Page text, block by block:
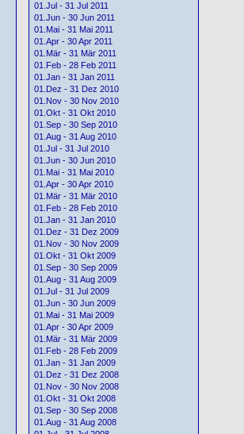
01.Jul - 31 Jul 2011
01.Jun - 30 Jun 2011
01.Mai - 31 Mai 2011
01.Apr - 30 Apr 2011
01.Mär - 31 Mär 2011
01.Feb - 28 Feb 2011
01.Jan - 31 Jan 2011
01.Dez - 31 Dez 2010
01.Nov - 30 Nov 2010
01.Okt - 31 Okt 2010
01.Sep - 30 Sep 2010
01.Aug - 31 Aug 2010
01.Jul - 31 Jul 2010
01.Jun - 30 Jun 2010
01.Mai - 31 Mai 2010
01.Apr - 30 Apr 2010
01.Mär - 31 Mär 2010
01.Feb - 28 Feb 2010
01.Jan - 31 Jan 2010
01.Dez - 31 Dez 2009
01.Nov - 30 Nov 2009
01.Okt - 31 Okt 2009
01.Sep - 30 Sep 2009
01.Aug - 31 Aug 2009
01.Jul - 31 Jul 2009
01.Jun - 30 Jun 2009
01.Mai - 31 Mai 2009
01.Apr - 30 Apr 2009
01.Mär - 31 Mär 2009
01.Feb - 28 Feb 2009
01.Jan - 31 Jan 2009
01.Dez - 31 Dez 2008
01.Nov - 30 Nov 2008
01.Okt - 31 Okt 2008
01.Sep - 30 Sep 2008
01.Aug - 31 Aug 2008